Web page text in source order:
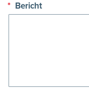
* Bericht